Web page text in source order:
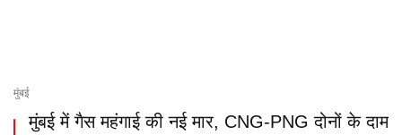
मुंबई
मुंबई में गैस महंगाई की नई मार, CNG-PNG दोनों के दाम